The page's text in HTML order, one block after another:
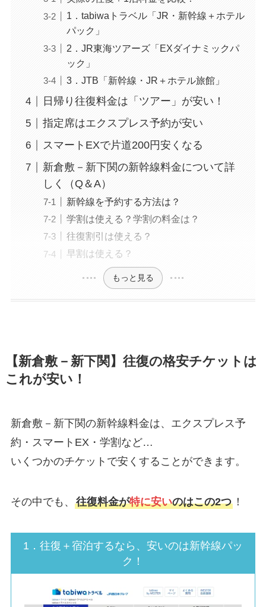
1．tabiwaトラベル「JR・新幹線＋ホテル
パック」
2．JR東海ツアーズ「EXダイナミックパ
ック」
3．JTB「新幹線・JR＋ホテル旅館」
日帰り往復料金は「ツアー」が安い！
指定席はエクスプレス予約が安い
スマートEXで片道200円安くなる
新倉敷－新下関の新幹線料金について詳
しく（Q＆A）
新幹線を予約する方法は？
学割は使える？学割の料金は？
往復割引は使える？
早割は使える？
もっと見る
【新倉敷－新下関】往復の格安チケットは
これが安い！
新倉敷－新下関の新幹線料金は、エクスプレス予
約・スマートEX・学割など…
いくつかのチケットで安くすることができます。
その中でも、 往復料金が特に安いのはこの2つ！
1．往復＋宿泊するなら、安いのは新幹線パッ
ク！